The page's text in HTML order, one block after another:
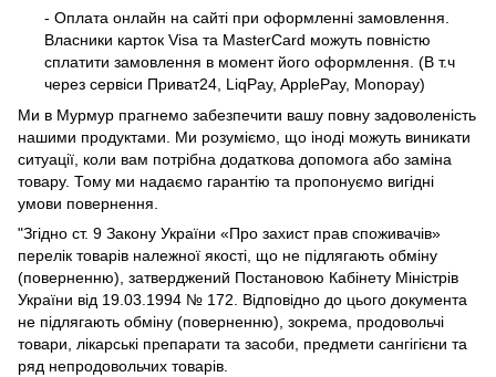
- Оплата онлайн на сайті при оформленні замовлення.
Власники карток Visa та MasterCard можуть повністю
сплатити замовлення в момент його оформлення. (В т.ч
через сервіси Приват24, LiqPay, ApplePay, Monopay)
Ми в Мурмур прагнемо забезпечити вашу повну задоволеність
нашими продуктами. Ми розуміємо, що іноді можуть виникати
ситуації, коли вам потрібна додаткова допомога або заміна
товару. Тому ми надаємо гарантію та пропонуємо вигідні
умови повернення.
"Згідно ст. 9 Закону України «Про захист прав споживачів»
перелік товарів належної якості, що не підлягають обміну
(поверненню), затверджений Постановою Кабінету Міністрів
України від 19.03.1994 № 172. Відповідно до цього документа
не підлягають обміну (поверненню), зокрема, продовольчі
товари, лікарські препарати та засоби, предмети сангігієни та
ряд непродовольчих товарів.